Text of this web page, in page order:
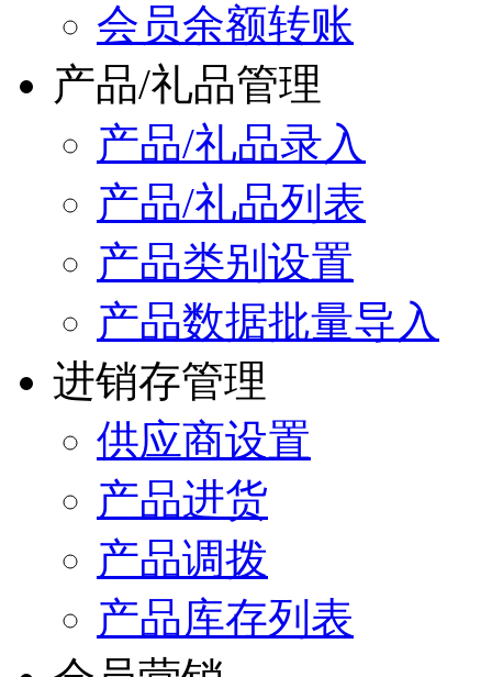
会员余额转账
产品/礼品管理
产品/礼品录入
产品/礼品列表
产品类别设置
产品数据批量导入
进销存管理
供应商设置
产品进货
产品调拨
产品库存列表